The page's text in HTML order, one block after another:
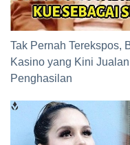
Tak Pernah Terekspos,
Kasino yang Kini
Penghasilan